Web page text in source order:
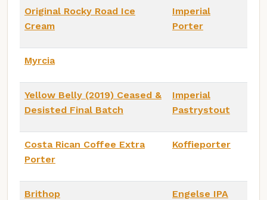
Original Rocky Road Ice
Cream
Imperial
Porter
Myrcia
Yellow Belly (2019) Ceased &
Desisted Final Batch
Imperial
Pastrystout
Costa Rican Coffee Extra
Porter
Koffieporter
Brithop Engelse IPA